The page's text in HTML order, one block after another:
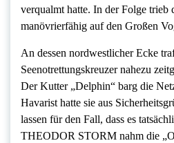
verqualmt hatte. In der Folge trieb
manövrierfähig auf den Großen
An dessen nordwestlicher Ecke
Seenotrettungskreuzer nahezu
Der Kutter „Delphin“ barg die
Havarist hatte sie aus
lassen für den Fall, dass es
THEODOR STORM nahm die